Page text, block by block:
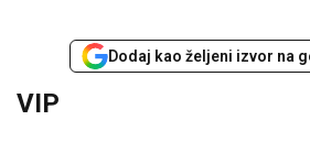
Dodaj kao željeni izvor na
VIP